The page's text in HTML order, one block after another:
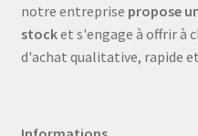
notre entreprise propose
stocket s'engage à offrir à
d'achat qualitative, rapide